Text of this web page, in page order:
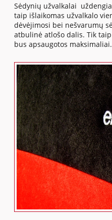
Sėdynių užvalkalai
taip išlaikomas užvalkalo
dėvėjimosi bei nešvarumų
atbulinė atlošo dalis. Tik
bus apsaugotos maksimaliai.